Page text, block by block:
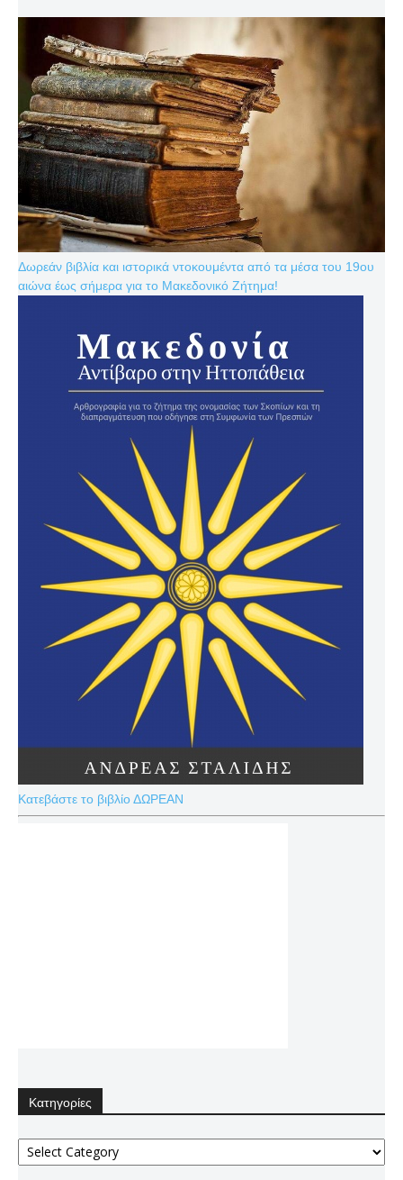
Δωρεάν βιβλία και ιστορικά ντοκουμέντα από τα μέσα του 19ου
αιώνα έως σήμερα για το Μακεδονικό Ζήτημα!
Κατεβάστε το βιβλίο ΔΩΡΕΑΝ
Κατηγορίες
Κατηγορίες